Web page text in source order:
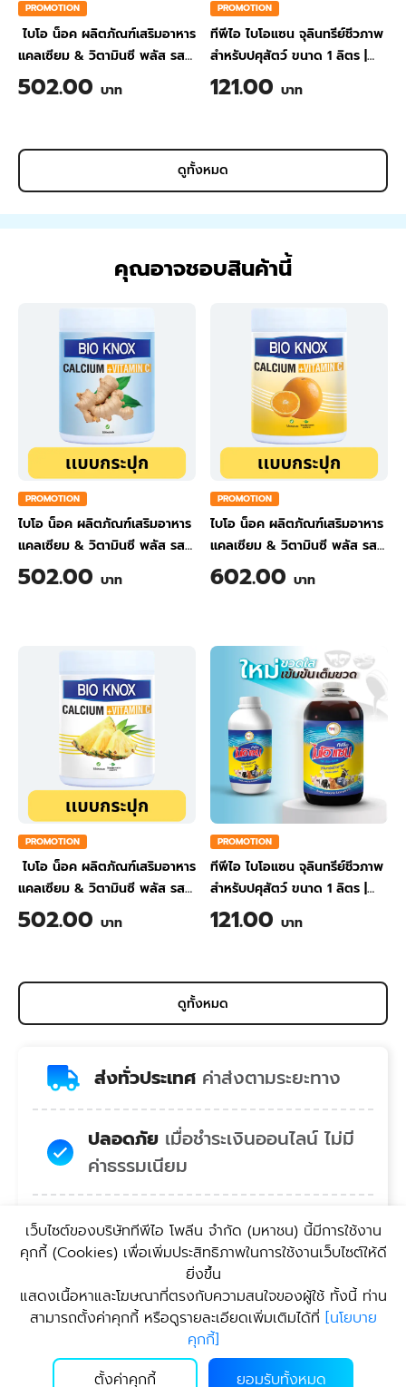
PROMOTION
ไบโอ น็อค ผลิตภัณฑ์เสริมอาหาร
แคลเซียม & วิตามินซี พลัส รส
สับปะรด ขนาด 200 กรัม
502.00 บาท
PROMOTION
ทีพีไอ ไบโอแซน จุลินทรีย์ชีวภาพ
สำหรับปศุสัตว์ ขนาด 1 ลิตร |
TPI BIO-SAN Organic
Wastewater Treatment for
121.00 บาท
ดูทั้งหมด
คุณอาจชอบสินค้านี้
PROMOTION
ไบโอ น็อค ผลิตภัณฑ์เสริมอาหาร
แคลเซียม & วิตามินซี พลัส รส
ขิง ขนาด 200 กรัม
502.00 บาท
PROMOTION
ไบโอ น็อค ผลิตภัณฑ์เสริมอาหาร
แคลเซียม & วิตามินซี พลัส รส
ส้ม ขนาด 200 กรัม
602.00 บาท
PROMOTION
ไบโอ น็อค ผลิตภัณฑ์เสริมอาหาร
แคลเซียม & วิตามินซี พลัส รส
สับปะรด ขนาด 200 กรัม
502.00 บาท
PROMOTION
ทีพีไอ ไบโอแซน จุลินทรีย์ชีวภาพ
สำหรับปศุสัตว์ ขนาด 1 ลิตร
TPI BIO-SAN Organic
Wastewater Treatment for
121.00 บาท
ดูทั้งหมด
ส่งทั่วประเทศ ค่าส่งตามระยะทาง
ปลอดภัย เมื่อชำระเงินออนไลน์ ไม่มี
ค่าธรรมเนียม
สบายใจ คอลเซ็นเตอร์พร้อมยินดี
บริการ
สะดวก บริการรับสินค้า
เว็บไซต์ของบริษัททีพีไอ โพลีน จํากัด (มหาชน) นี้มีการใช้งาน
คุกกี้ (Cookies) เพื่อเพิ่มประสิทธิภาพในการใช้งานเว็บไซต์ให้ดี
ยิ่งขึ้น
แสดงเนื้อหาและโฆษณาที่ตรงกับความสนใจของผู้ใช้ ทั้งนี้ ท่าน
สามารถตั้งค่าคุกกี้ หรือดูรายละเอียดเพิ่มเติมได้ที่ [นโยบาย
คุกกี้]
ตั้งค่าคุกกี้
ยอมรับทั้งหมด